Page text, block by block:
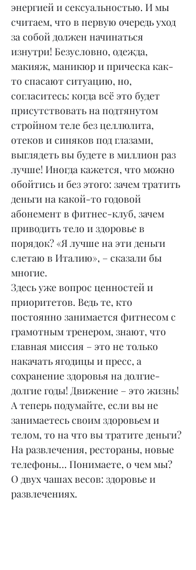
энергией и сексуальностью. И мы
считаем, что в первую очередь уход
за собой должен начинаться
изнутри! Безусловно, одежда,
макияж, маникюр и прическа как-
то спасают ситуацию, но,
согласитесь: когда всё это будет
присутствовать на подтянутом
стройном теле без целлюлита,
отеков и синяков под глазами,
выглядеть вы будете в миллион раз
лучше! Иногда кажется, что можно
обойтись и без этого: зачем тратить
деньги на какой-то годовой
абонемент в фитнес-клуб, зачем
приводить тело и здоровье в
порядок? «Я лучше на эти деньги
слетаю в Италию», – сказали бы
многие.
Здесь уже вопрос ценностей и
приоритетов. Ведь те, кто
постоянно занимается фитнесом с
грамотным тренером, знают, что
главная миссия – это не только
накачать ягодицы и пресс, а
сохранение здоровья на долгие-
долгие годы! Движение – это жизнь!
А теперь подумайте, если вы не
занимаетесь своим здоровьем и
телом, то на что вы тратите деньги?
На развлечения, рестораны, новые
телефоны… Понимаете, о чем мы?
О двух чашах весов: здоровье и
развлечениях.